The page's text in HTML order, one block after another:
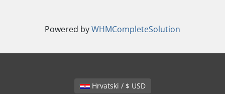
Powered byWHMCompleteSolution
Hrvatski / $ USD